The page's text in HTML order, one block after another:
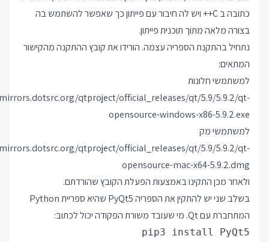
כתובה ב C++ ויש לה חיבור עם פייתון כך שאפשר להשתמש בה
בצורה מלאה מתוך תוכנית פייתון.
נתחיל בהתקנת הספריה עצמה. הורידו את קובץ ההתקנה מהקישור
המתאים:
למשתמשי חלונות
qtproject/official_releases/qt/5.9/5.9.2/qt-
opensource-windows-x86-5.9.2.exe
למשתמשי מק
qtproject/official_releases/qt/5.9/5.9.2/qt-
opensource-mac-x64-5.9.2.dmg
ולאחר מכן התקינו באמצעות הפעלת הקובץ שהורדתם.
בשלב שני יש להתקין את הספריה PyQt5 שהיא ספריית Python
המתחברת עם Qt. מי שעובד משורת הפקודה יכול לכתוב:
pip3 install PyQt5